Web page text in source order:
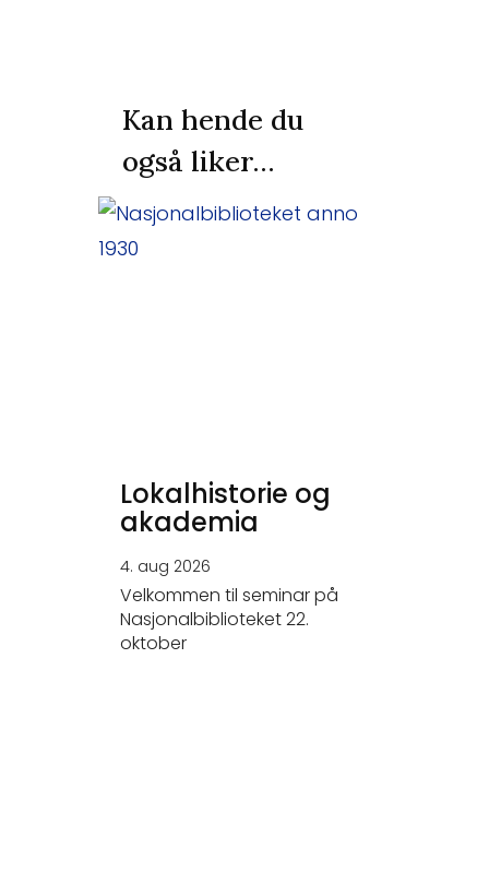
Kan hende du
også liker…
Lokalhistorie og
akademia
4. aug 2026
Velkommen til seminar på
Nasjonalbiblioteket 22.
oktober